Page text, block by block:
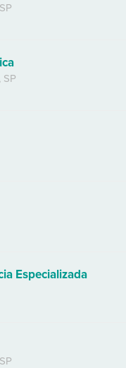
SP
SP
Especializada
SP